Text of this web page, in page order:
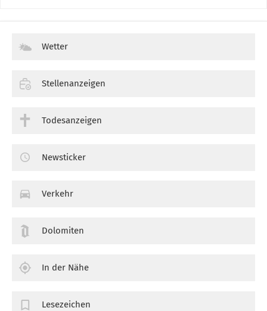
Wetter
Stellenanzeigen
Todesanzeigen
Newsticker
Verkehr
Dolomiten
In der Nähe
Lesezeichen